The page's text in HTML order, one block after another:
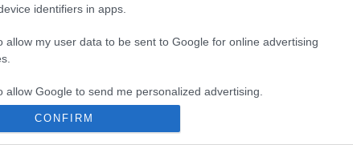
identifiers in apps.
allow my user data to be sent to Google for online advertising
allow Google to send me personalized advertising.
allow Google to enable storage related to analytics like cookies on
CONFIRM